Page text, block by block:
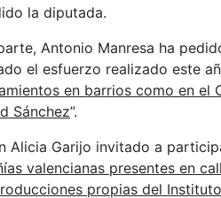
la diputada.
Antonio Manresa ha
el esfuerzo realizado este
en barrios como en el
Sánchez”.
Alicia Garijo invitado a
valencianas presentes en
propias del